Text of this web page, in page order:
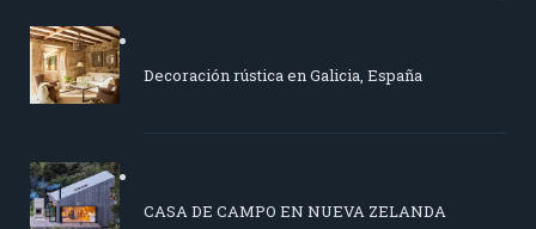
Decoración rústica en Galicia, España
CASA DE CAMPO EN NUEVA ZELANDA